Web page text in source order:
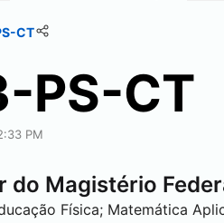
CT
PS-CT
PM
Magistério
Física; Matemática